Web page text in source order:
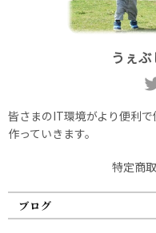
うぇ
皆さまのIT環境がより便利
作っていきます。
特定商
ブログ